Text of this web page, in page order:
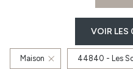
VOIR LES
Maison 44840 - Les